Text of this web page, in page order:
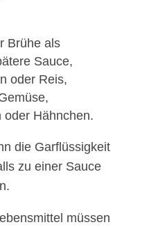
Brühe als
Sauce,
oder Reis,
oder Hähnchen.
die Garflüssigkeit
zu einer Sauce
müssen